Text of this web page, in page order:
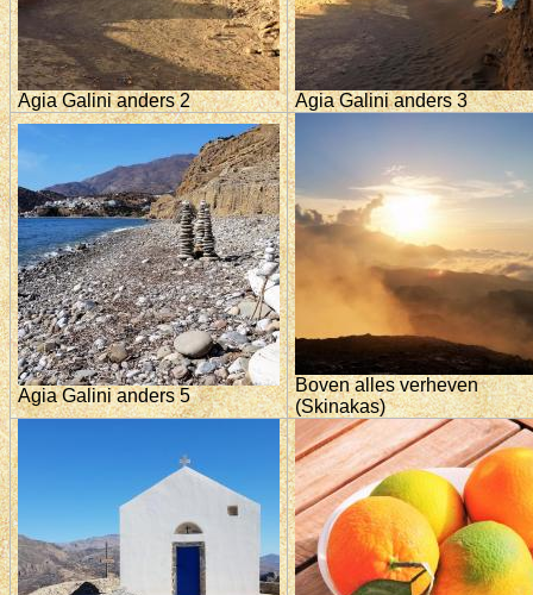
Agia Galini anders 2 Agia Galini anders 3
Agia Galini anders 5
Boven alles verheven
(Skinakas)